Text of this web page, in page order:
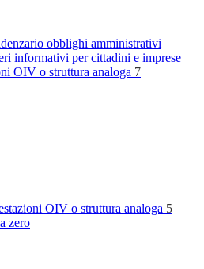
obblighi amministrativi
informativi per cittadini e imprese
OIV o struttura analoga 7
OIV o struttura analoga 5
zero